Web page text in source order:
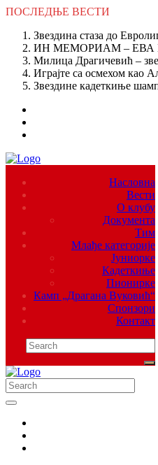
ПОСЛЕДЊЕ ВЕСТИ
Звездина стаза до
ИН МЕМОРИАМ – ЕВА
Милица Драгичевић –
Играјте са осмехом као
Звездине кадеткиње
Насловна
Вести
О клубу
Документа
Тим
Млађе категорије
Јуниорке
Кадеткиње
Пионирке
Камп „Драгана Вуковић“
Спонзори
Контакт